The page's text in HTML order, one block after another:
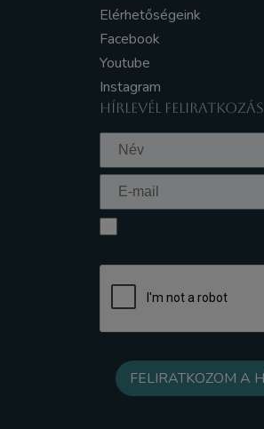
Elérhetőségeink
Facebook
Youtube
Instagram
HÍRLEVÉL FELIRATKOZÁS